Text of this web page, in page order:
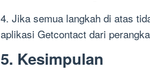
4. Jika semua langkah di atas
aplikasi Getcontact dari
5. Kesimpulan